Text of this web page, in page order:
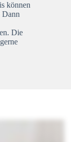
können
Dann
Die